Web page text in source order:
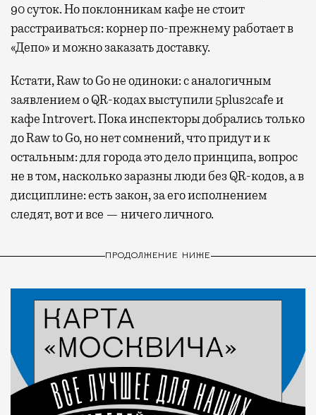
90 суток. Но поклонникам кафе не стоит
расстраиваться: корнер по-прежнему работает в
«Депо» и можно заказать доставку.
Кстати, Raw to Go не одиноки: с аналогичным
заявлением о QR-кодах выступили 5plus2cafe и
кафе Introvert. Пока инспекторы добрались только
до Raw to Go, но нет сомнений, что придут и к
остальным: для города это дело принципа, вопрос
не в том, насколько заразны люди без QR-кодов, а в
дисциплине: есть закон, за его исполнением
следят, вот и все — ничего личного.
ПРОДОЛЖЕНИЕ НИЖЕ